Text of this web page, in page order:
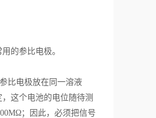
的参比电极。
比电极放在同一溶液
这个电池的电位随待测
；因此，必须把信号